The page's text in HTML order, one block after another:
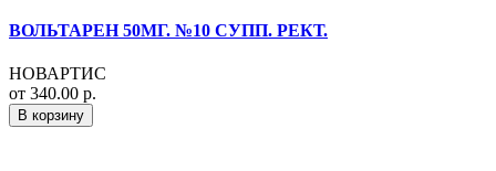
ВОЛЬТАРЕН 50МГ. №10 СУПП. РЕКТ.
НОВАРТИС
от 340.00 р.
В корзину